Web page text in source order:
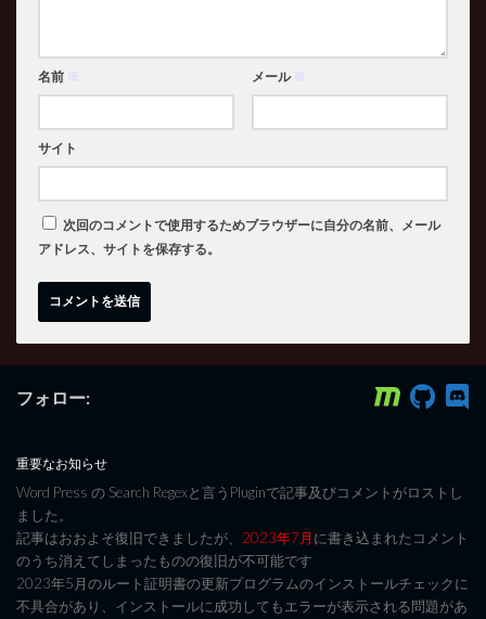
名前 ※ メール ※
サイト
次回のコメントで使用するためブラウザーに自分の名前、メール
アドレス、サイトを保存する。
フォロー:
重要なお知らせ
Word Press の Search Regexと言うPluginで記事及びコメントがロストし
ました。
記事はおおよそ復旧できましたが、 2023年7月に書き込まれたコメント
のうち消えてしまったものの復旧が不可能です
2023年5月のルート証明書の更新プログラムのインストールチェックに
不具合があり、インストールに成功してもエラーが表示される問題があ